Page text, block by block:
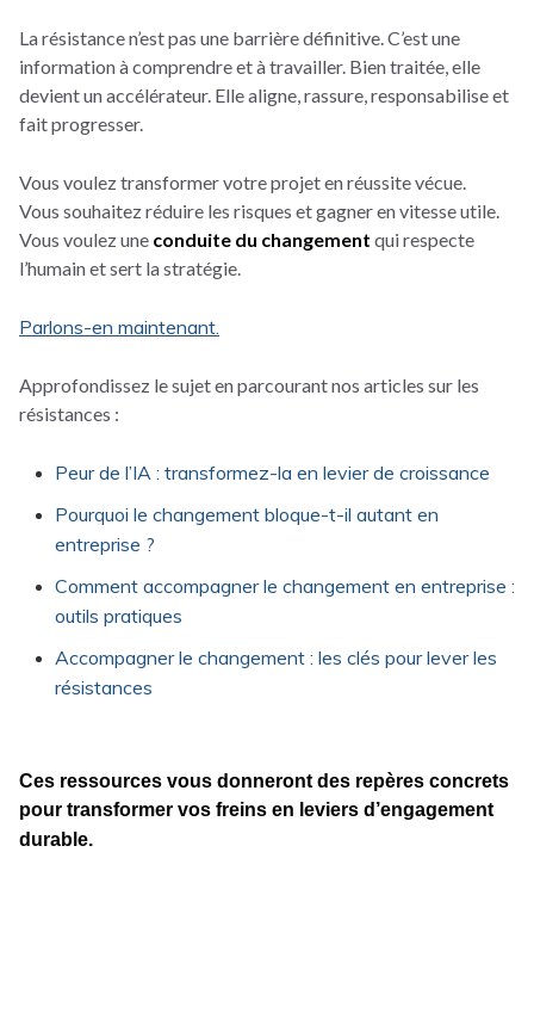
La résistance n’est pas une barrière définitive. C’est une
information à comprendre et à travailler. Bien traitée, elle
devient un accélérateur. Elle aligne, rassure, responsabilise et
fait progresser.
Vous voulez transformer votre projet en réussite vécue.
Vous souhaitez réduire les risques et gagner en vitesse utile.
Vous voulez une conduite du changement qui respecte
l’humain et sert la stratégie.
Parlons-en maintenant.
Approfondissez le sujet en parcourant nos articles sur les
résistances :
Peur de l’IA : transformez-la en levier de croissance
Pourquoi le changement bloque-t-il autant en
entreprise ?
Comment accompagner le changement en entreprise :
outils pratiques
Accompagner le changement : les clés pour lever les
résistances
Ces ressources vous donneront des repères concrets
pour transformer vos freins en leviers d’engagement
durable.